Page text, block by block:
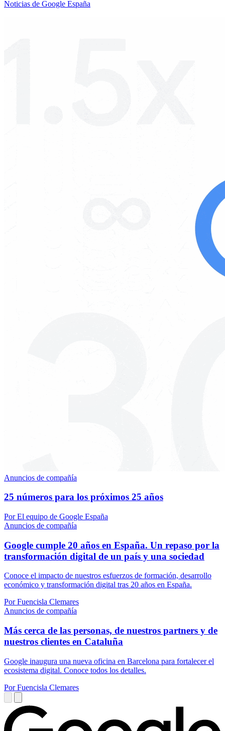
Noticias de Google España
Anuncios de compañía
25 números para los próximos 25 años
Por El equipo de Google España
Anuncios de compañía
Google cumple 20 años en España. Un repaso por la
transformación digital de un país y una sociedad
Conoce el impacto de nuestros esfuerzos de formación, desarrollo
económico y transformación digital tras 20 años en España.
Por Fuencisla Clemares
Anuncios de compañía
Más cerca de las personas, de nuestros partners y de
nuestros clientes en Cataluña
Google inaugura una nueva oficina en Barcelona para fortalecer el
ecosistema digital. Conoce todos los detalles.
Por Fuencisla Clemares